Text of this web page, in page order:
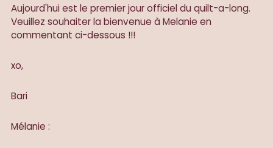
Aujourd'hui est le premier jour officiel du quilt-a-long.
Veuillez souhaiter la bienvenue à Melanie en
commentant ci-dessous !!!
xo,
Bari
Mélanie :